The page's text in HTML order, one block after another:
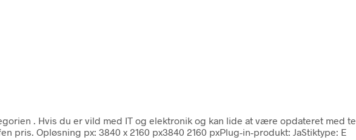
. Hvis du er vild med IT og elektronik og kan lide at være opdateret med
pris. Opløsning px: 3840 x 2160 px3840 2160 pxPlug-in-produkt: JaStiktype: E